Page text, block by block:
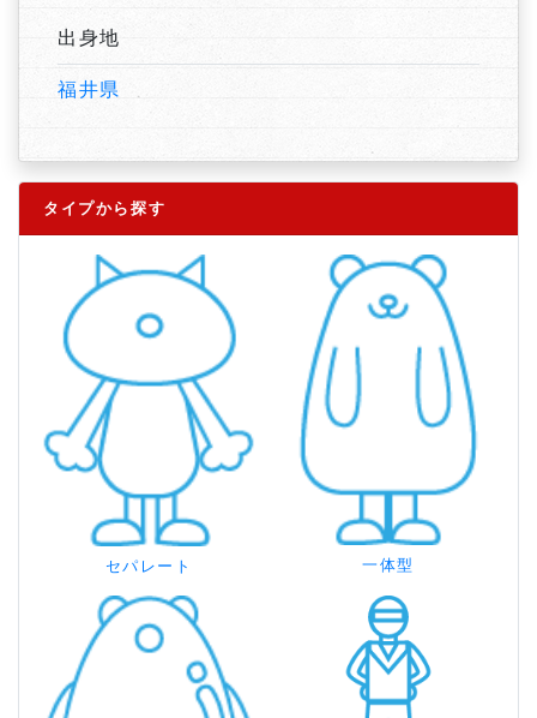
出身地
福井県
タイプから探す
セパレート 一体型